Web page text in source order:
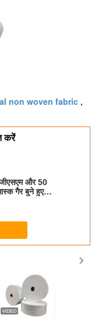
non woven fabric ,
करें
और 50
गैर बुने हुए